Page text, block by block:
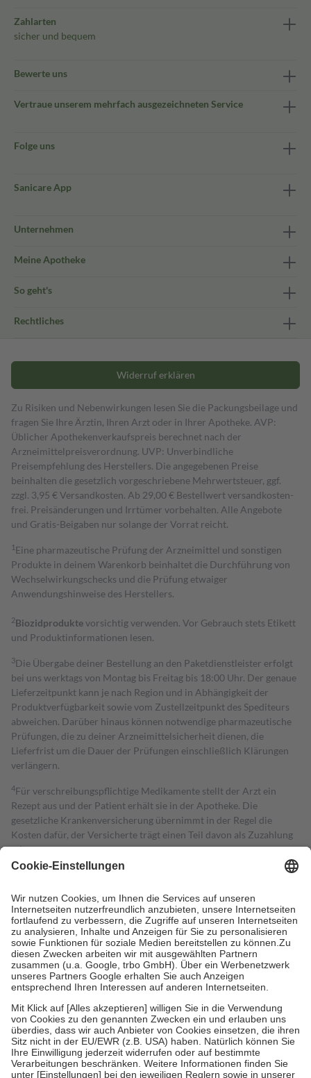
Zahlarten
sicher und bequem
Bewerte uns
Vertraue unserem mehrfach ausgezeichneten Service
Folge uns
Sanicare App
Unternehmen
Meine Apotheke
So geht's
Rechtliches
Widerruf erklären
Zu Risiken und Nebenwirkungen lesen Sie die Packungsbeilage und
fragen Sie Ihre Ärztin, Ihren Arzt oder in Ihrer Apotheke. AVP:
Üblicher Apothekenverkaufspreis berechnet nach der
Arzneimittelpreisverordnung. UVP: Unverbindliche
Preisempfehlung des Herstellers. Die angegebenen Preise
beinhalten die gesetzlich vorgeschriebene Mehrwertsteuer, ggf.
zzgl. 3,95 € Versandkosten. Ab 29,00 € Bestell­wert versand­kosten­
frei. Preisänderungen und Irrtümer vorbehalten. Alle Angebote
und Gratis-Beigaben nur solange der Vorrat reicht.
1 Eine pharmazeutische Prüfung der Arzneimittel und sonstigen
Produkte in deinem Warenkorb beinhaltet die Durchführung von
Wechselwirkungschecks und die Prüfung etwaiger
Anwendungshinweise des Herstellers.
2Biozidproduktevorsichtig verwenden. Vor Gebrauch stets Etikett
und Produktinformationen lesen.
3Die Übergabe deiner Bestellung an den Paketdienstleister erfolgt
bei uns werktags von Montag bis Freitag bis 18:00 Uhr. Der genaue
Lieferzeitpunkt kann je nach Region und in Abhängigkeit der
Produktverfügbarkeit sowie vom Zustellzeitpunkt des Spediteurs
abweichen. Darüber hinaus können notwendige pharmazeutische
Prüfungen, die zu deiner Arzneimittelsicherheit dienen, die
Lieferfrist um die Dauer der Prüfungen einschließlich Klärungen
verlängern.
4Für verschreibungspflichtige Medikamente stellt der Arzt ein
Rezept aus und der Patient erhält sie in der Apotheke. Die
gesetzliche Krankenversicherung übernimmt in der Regel die
Kosten dafür, der Versicherte trägt einen Teil davon als Zuzahlung
mit.
Grundsätzlich leisten Mitglieder Zuzahlungen in Höhe von zehn
höchstens zehn Euro.
Es sind jedoch nie mehr als die tatsächlichen
Kosten der Leistung zu entrichten.
Diese Regeln gelten grundsätzlich auch für Online-Apotheken.
Bei Heilmitteln und häuslicher Krankenpflege beträgt die
Zuzahlung zehn Prozent der Kosten sowie zehn Euro je
Verordnung.
Um das Engagement der Versicherten für ihre eigene Gesundheit zu
stärken und die besondere Stellung der Familie zu unterstützen,
fallenkeine Zuzahlungenan bei:
• Kindern und Jugendlichen bis zum vollendeten 18. Lebensjahr
mit Ausnahme der Fahrkosten
• Untersuchungen zur Vorsorge und Früherkennung, die von der
GKV getragen werden